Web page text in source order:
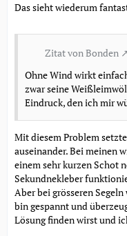
Das sieht wiederum
Zitat von Bonden
Ohne Wind wirkt
zwar seine
Eindruck, den ich mir
Mit diesem Problem
auseinander. Bei meinen
einem sehr kurzen Schot
Sekundnekleber
Aber bei grösseren
bin gespannt und
Lösung finden wirst und